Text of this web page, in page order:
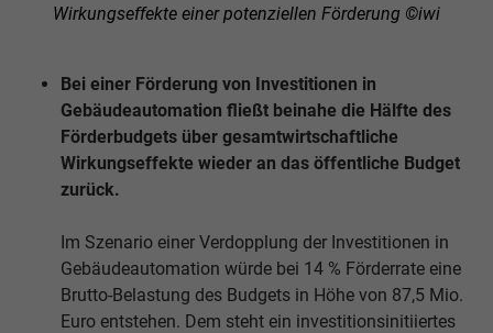
Wirkungseffekte einer potenziellen Förderung ©iwi
Bei einer Förderung von Investitionen in
Gebäudeautomation fließt beinahe die Hälfte des
Förderbudgets über gesamtwirtschaftliche
Wirkungseffekte wieder an das öffentliche Budget
zurück.
Im Szenario einer Verdopplung der Investitionen in
Gebäudeautomation würde bei 14 % Förderrate eine
Brutto-Belastung des Budgets in Höhe von 87,5 Mio.
Euro entstehen. Dem steht ein investitionsinitiiertes